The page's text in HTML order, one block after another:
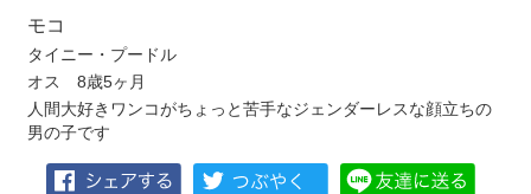
モコ
タイニー・プードル
オス 8歳5ヶ月
人間大好きワンコがちょっと苦手なジェンダーレスな顔立ちの
男の子です